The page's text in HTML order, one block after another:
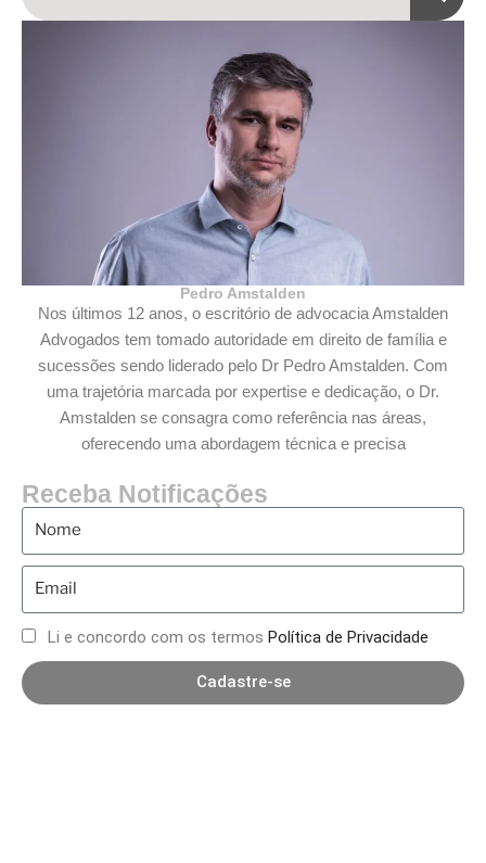
Pedro Amstalden
Nos últimos 12 anos, o escritório de advocacia Amstalden
Advogados tem tomado autoridade em direito de família e
sucessões sendo liderado pelo Dr Pedro Amstalden. Com
uma trajetória marcada por expertise e dedicação, o Dr.
Amstalden se consagra como referência nas áreas,
oferecendo uma abordagem técnica e precisa
Receba Notificações
Li e concordo com os termos Política de Privacidade
Cadastre-se